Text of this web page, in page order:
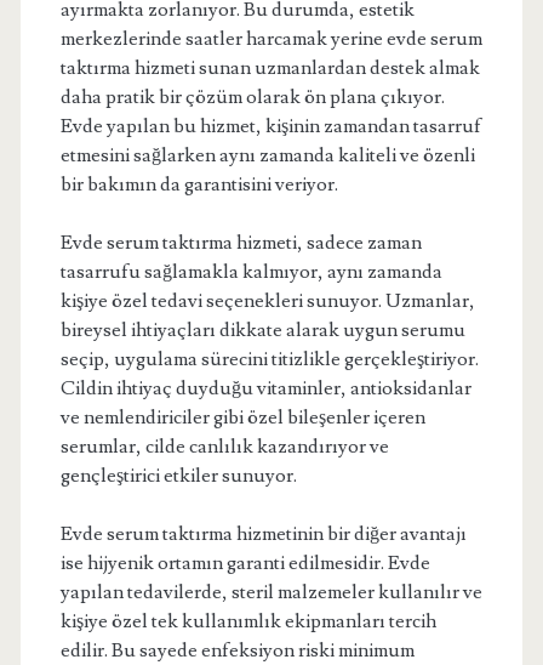
ayırmakta zorlanıyor. Bu durumda, estetik
merkezlerinde saatler harcamak yerine evde serum
taktırma hizmeti sunan uzmanlardan destek almak
daha pratik bir çözüm olarak ön plana çıkıyor.
Evde yapılan bu hizmet, kişinin zamandan tasarruf
etmesini sağlarken aynı zamanda kaliteli ve özenli
bir bakımın da garantisini veriyor.
Evde serum taktırma hizmeti, sadece zaman
tasarrufu sağlamakla kalmıyor, aynı zamanda
kişiye özel tedavi seçenekleri sunuyor. Uzmanlar,
bireysel ihtiyaçları dikkate alarak uygun serumu
seçip, uygulama sürecini titizlikle gerçekleştiriyor.
Cildin ihtiyaç duyduğu vitaminler, antioksidanlar
ve nemlendiriciler gibi özel bileşenler içeren
serumlar, cilde canlılık kazandırıyor ve
gençleştirici etkiler sunuyor.
Evde serum taktırma hizmetinin bir diğer avantajı
ise hijyenik ortamın garanti edilmesidir. Evde
yapılan tedavilerde, steril malzemeler kullanılır ve
kişiye özel tek kullanımlık ekipmanları tercih
edilir. Bu sayede enfeksiyon riski minimum